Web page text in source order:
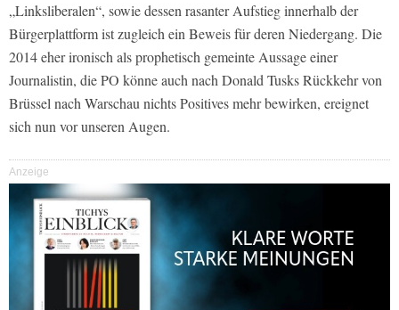
„Linksliberalen“, sowie dessen rasanter Aufstieg innerhalb der
Bürgerplattform ist zugleich ein Beweis für deren Niedergang. Die
2014 eher ironisch als prophetisch gemeinte Aussage einer
Journalistin, die PO könne auch nach Donald Tusks Rückkehr von
Brüssel nach Warschau nichts Positives mehr bewirken, ereignet
sich nun vor unseren Augen.
Anzeige